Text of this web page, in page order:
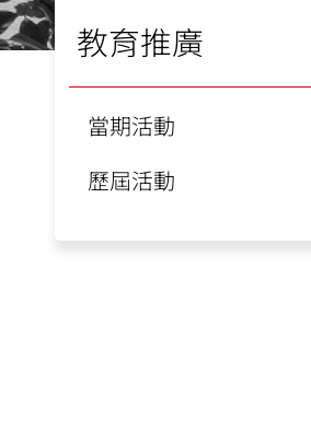
教育推廣
當期活動
歷屆活動